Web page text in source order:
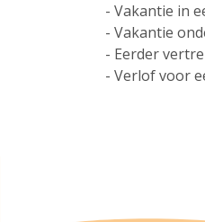
- Vakantie in
- Vakantie
- Eerder
- Verlof voor